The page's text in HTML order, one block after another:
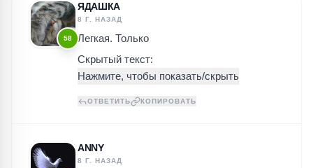
58
ЯДАШКА
8 Г. НАЗАД
Легкая. Только
Скрытый текст:
ОТВЕТИТЬ КОПИРОВАТЬ
ANNY
8 Г. НАЗАД